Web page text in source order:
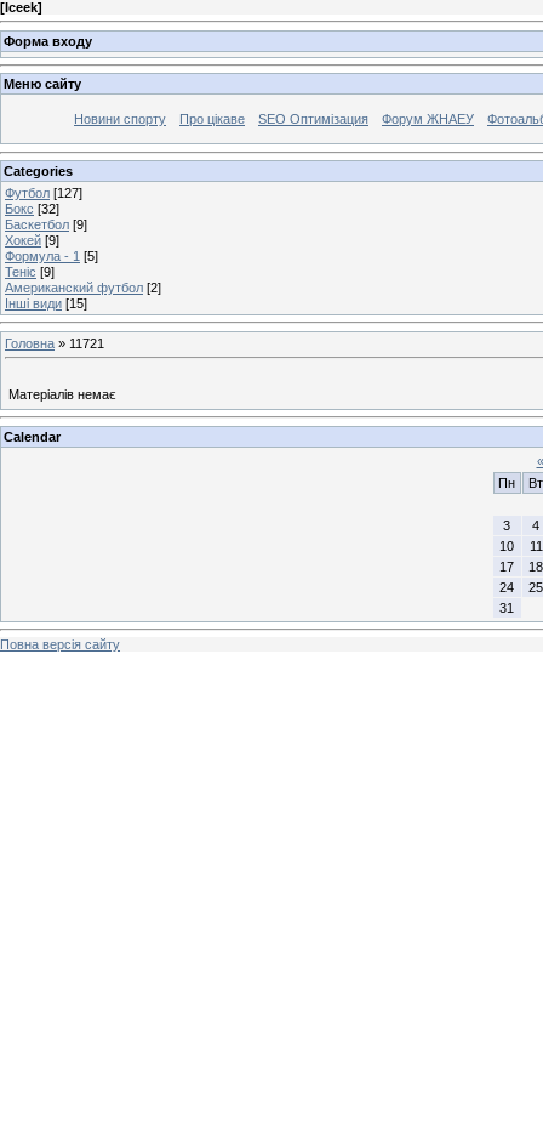
[Iceek]
Форма входу
Меню сайту
Новини спорту Про цікаве SEO Оптимізация Форум ЖНАЕУ
Categories
Футбол [127]
Бокс [32]
Баскетбол [9]
Хокей [9]
Формула - 1 [5]
Теніс [9]
Американский футбол [2]
Інші види [15]
Головна » 11721
Матеріалів немає
Calendar
«
Пн
Вт
3
4
10
11
17
18
24
25
31
Повна версія сайту